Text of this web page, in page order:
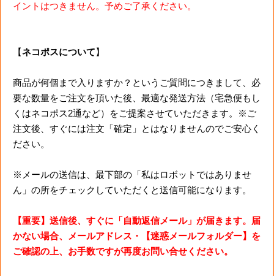
イントはつきません。予めご了承ください。
【ネコポスについて】
商品が何個まで入りますか？というご質問につきまして、必
要な数量をご注文を頂いた後、最適な発送方法（宅急便もし
くはネコポス2通など）をご提案させていただきます。※ご
注文後、すぐには注文「確定」とはなりませんのでご安心く
ださい。
※メールの送信は、最下部の「私はロボットではありませ
ん」の所をチェックしていただくと送信可能になります。
【重要】送信後、すぐに「自動返信メール」が届きます。届
かない場合、メールアドレス・【迷惑メールフォルダー】を
ご確認の上、お手数ですが再度お問い合せください。